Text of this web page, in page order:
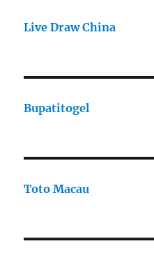
Live Draw China
Bupatitogel
Toto Macau